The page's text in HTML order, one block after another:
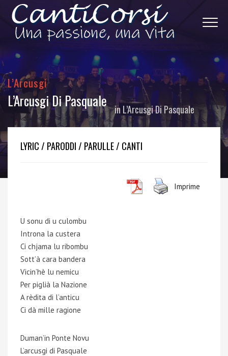
L’Arcusgi
L’Arcusgi Di Pasquale in L’Arcusgi Di Pasquale
LYRIC / PARODDI / PARULLE / CANTI
Imprime
U sonu di u culombu
Introna la custera
Ci chjama lu ribombu
Sott’à cara bandera
Vicin’hè lu nemicu
Per piglià la Nazione
A rèdita di l’anticu
Ci dà mille ragione
Duman’in Ponte Novu
L’arcusgi di Pasquale